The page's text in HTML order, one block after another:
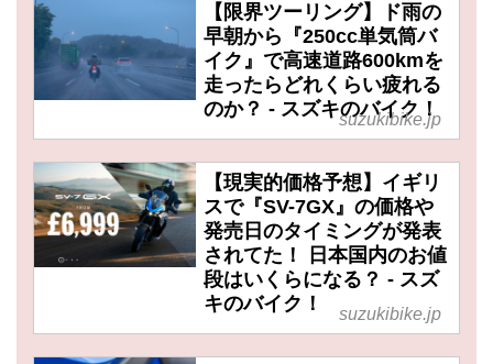
【限界ツーリング】ド雨の
早朝から『250cc単気筒バ
イク』で高速道路600kmを
走ったらどれくらい疲れる
のか？ - スズキのバイク！
suzukibike.jp
【現実的価格予想】イギリ
スで『SV-7GX』の価格や
発売日のタイミングが発表
されてた！ 日本国内のお値
段はいくらになる？ - スズ
キのバイク！
suzukibike.jp